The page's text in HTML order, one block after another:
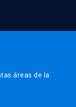
áreas de la